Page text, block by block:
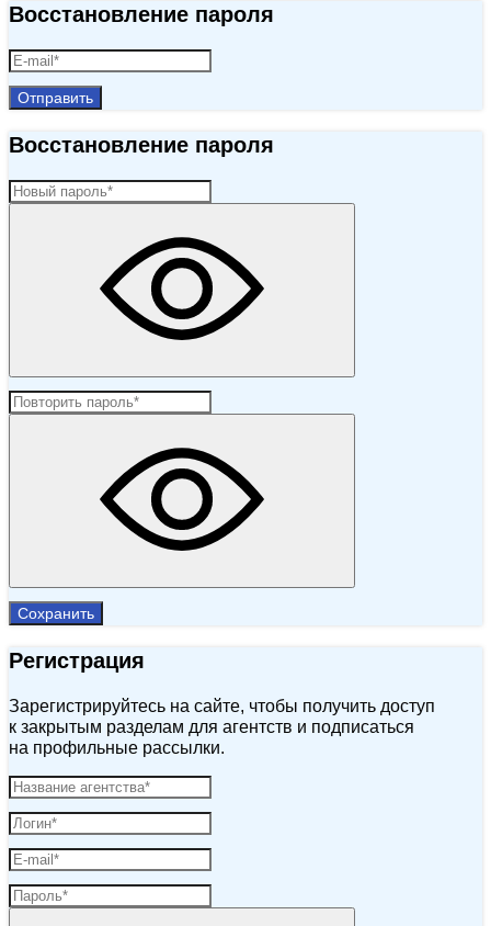
Восстановление пароля
Отправить
Восстановление пароля
Сохранить
Регистрация
Зарегистрируйтесь на сайте, чтобы получить доступ
к закрытым разделам для агентств и подписаться
на профильные рассылки.